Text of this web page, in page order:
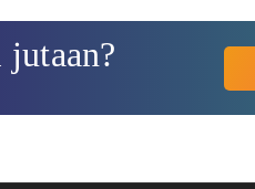
jutaan?